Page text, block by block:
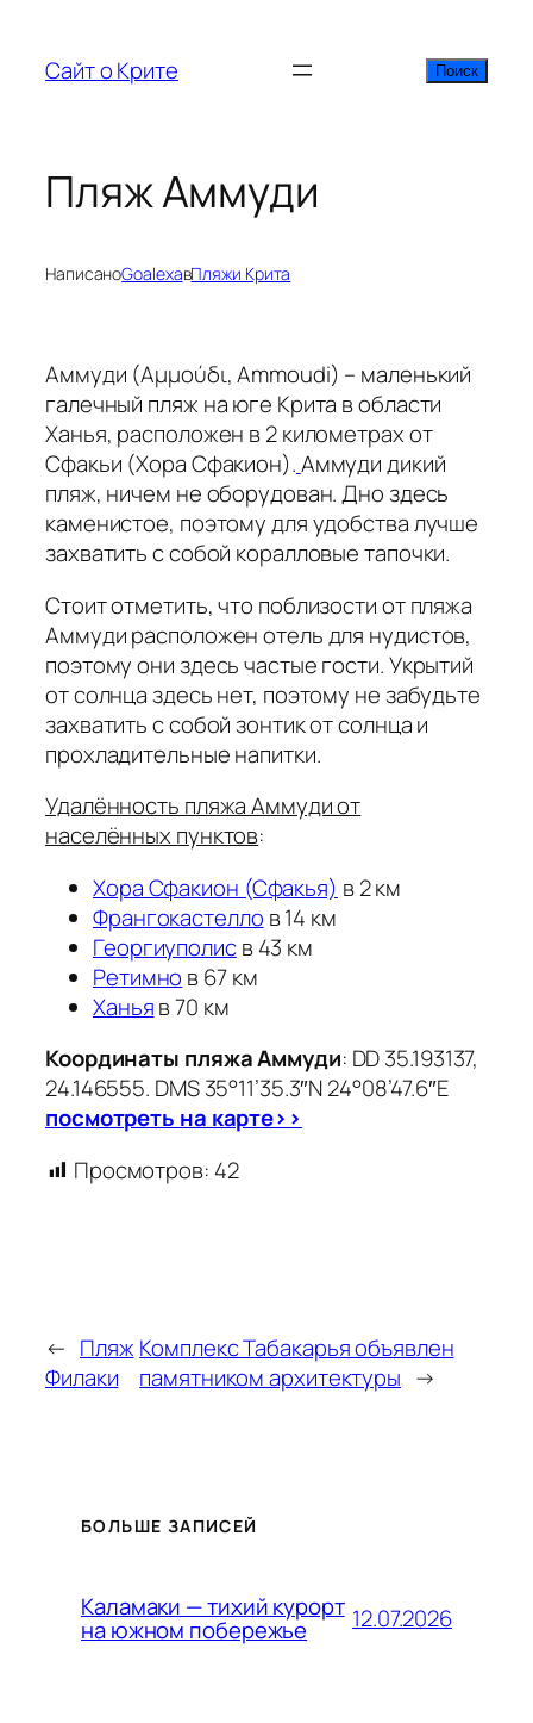
содержимому
Сайт о Крите Поиск
Поиск
Пляж Аммуди
НаписаноGoalexaвПляжи Крита
Аммуди (Αμμούδι, Ammoudi) – маленький
галечный пляж на юге Крита в области
Ханья, расположен в 2 километрах от
Сфакьи (Хора Сфакион).Аммуди дикий
пляж, ничем не оборудован. Дно здесь
каменистое, поэтому для удобства лучше
захватить с собой коралловые тапочки.
Стоит отметить, что поблизости от пляжа
Аммуди расположен отель для нудистов,
поэтому они здесь частые гости. Укрытий
от солнца здесь нет, поэтому не забудьте
захватить с собой зонтик от солнца и
прохладительные напитки.
Удалённость пляжа Аммуди от
населённых пунктов:
Хора Сфакион (Сфакья) в 2 км
Франгокастелло в 14 км
Георгиуполисв 43 км
Ретимно в 67 км
Ханьяв 70 км
Координаты пляжа Аммуди: DD 35.193137,
24.146555. DMS 35°11’35.3″N 24°08’47.6″E
посмотреть на карте>>
Просмотров: 42
← Пляж
Филаки
Комплекс Табакарья объявлен
памятником архитектуры →
БОЛЬШЕ ЗАПИСЕЙ
Каламаки — тихий курорт
на южном побережье 12.07.2026